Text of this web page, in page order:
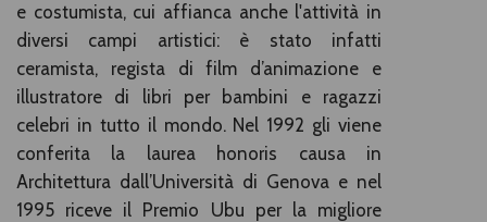
e costumista, cui affianca anche l'attività in
diversi campi artistici: è stato infatti
ceramista, regista di film d’animazione e
illustratore di libri per bambini e ragazzi
celebri in tutto il mondo. Nel 1992 gli viene
conferita la laurea honoris causa in
Architettura dall’Università di Genova e nel
1995 riceve il Premio Ubu per la migliore